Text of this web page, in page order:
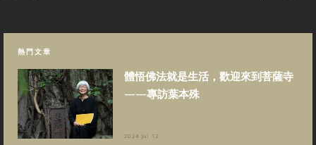
熱門文章
體悟佛法就是生活，歡迎來到菩薩寺
——專訪葉本殊
2024 Jul 12